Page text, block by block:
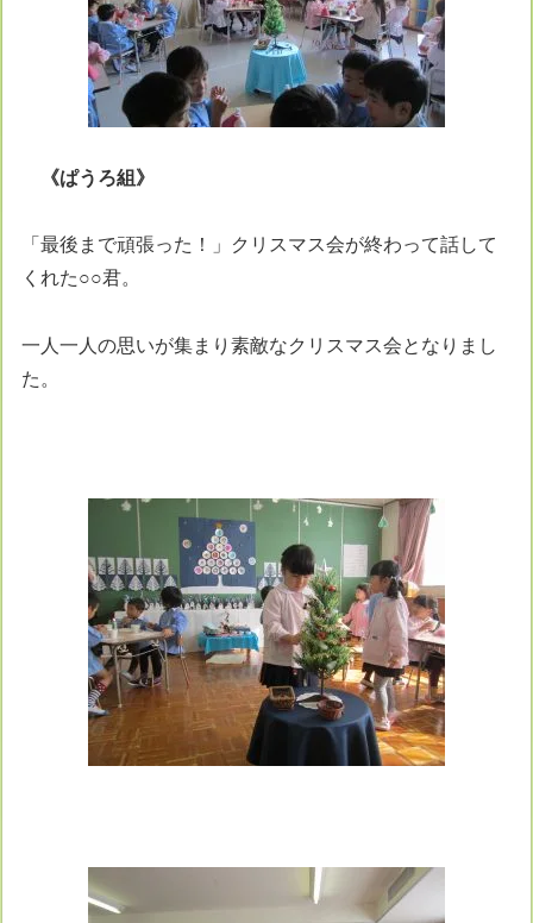
《ぱうろ組 》
「最後まで頑張った！」クリスマス会が終わって話して
くれた○○君。
一人一人の思いが集まり素敵なクリスマス会となりまし
た。